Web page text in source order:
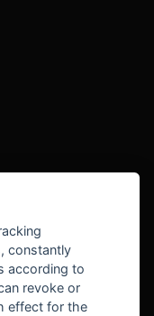
constantly
according to
revoke or
effect for the